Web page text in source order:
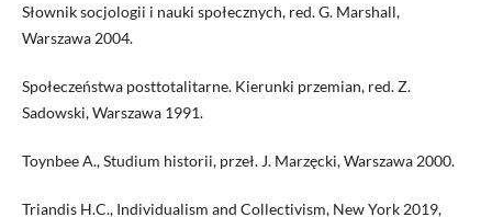
Słownik socjologii i nauki społecznych, red. G. Marshall,
Warszawa 2004.
Społeczeństwa posttotalitarne. Kierunki przemian, red. Z.
Sadowski, Warszawa 1991.
Toynbee A., Studium historii, przeł. J. Marzęcki, Warszawa 2000.
Triandis H.C., Individualism and Collectivism, New York 2019,